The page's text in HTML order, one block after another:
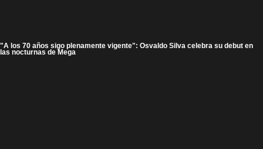
"A los 70 años sigo plenamente vigente": Osvaldo Silva celebra su debut en
las nocturnas de Mega